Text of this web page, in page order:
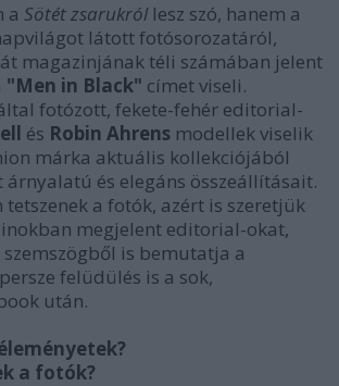
a Sötét zsarukróllesz szó, hanem a
látott fotósorozatáról,
magazinjának téli számában jelent
"Men in Black" címet viseli.
fotózott, fekete-fehér editorial-
és Robin Ahrens modellek viselik
márka aktuális kollekciójából
árnyalatú és elegáns összeállításait.
tetszenek a fotók, azért is szeretjük
megjelent editorial-okat,
is bemutatja a
felüdülés is a sok,
után.
a fotók?